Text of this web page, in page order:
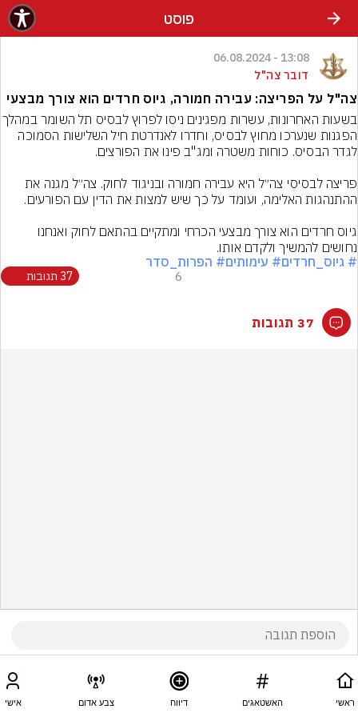
פוסט
13:08 - 06.08.2024
דובר צה"ל
צה"ל על הפריצה: עבירה חמורה, גיוס חרדים הוא צורך מבצעי
נחושים להמשיך ולקדם אותו.
# גיוס_חרדים# עימותים# הפרות_סדר
6 37 תגובות
37 תגובות
ראשי האשטאגים דיווח צבע אדום אישי